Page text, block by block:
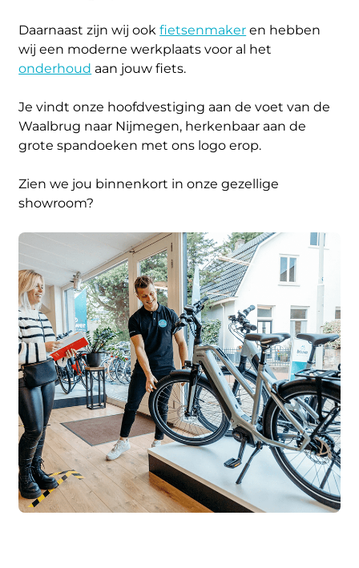
Daarnaast zijn wij ookfietsenmaker en hebben
wij een moderne werkplaats voor al het
onderhoud aan jouw fiets.
Je vindt onze hoofdvestiging aan de voet van de
Waalbrug naar Nijmegen, herkenbaar aan de
grote spandoeken met ons logo erop.
Zien we jou binnenkort in onze gezellige
showroom?